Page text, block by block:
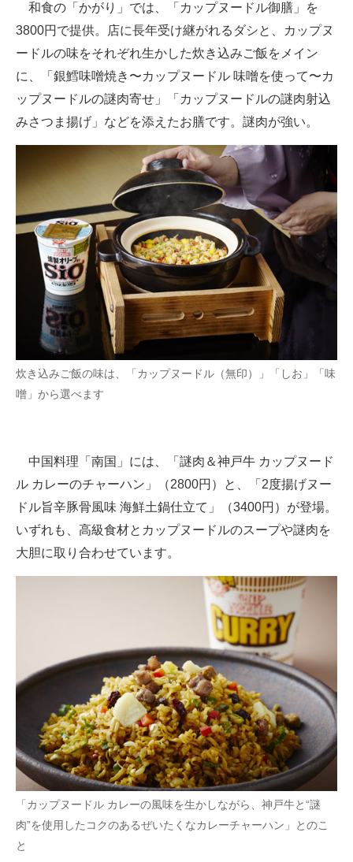
和食の「かがり」では、「カップヌードル御膳」を
3800円で提供。店に長年受け継がれるダシと、カップヌ
ードルの味をそれぞれ生かした炊き込みご飯をメイン
に、「銀鱈味噌焼き〜カップヌードル 味噌を使って〜カ
ップヌードルの謎肉寄せ」「カップヌードルの謎肉射込
みさつま揚げ」などを添えたお膳です。謎肉が強い。
炊き込みご飯の味は、「カップヌードル（無印）」「しお」「味
噌」から選べます
中国料理「南国」には、「謎肉＆神戸牛 カップヌード
ル カレーのチャーハン」（2800円）と、「2度揚げヌー
ドル旨辛豚骨風味 海鮮土鍋仕立て」（3400円）が登場。
いずれも、高級食材とカップヌードルのスープや謎肉を
大胆に取り合わせています。
「カップヌードル カレーの風味を生かしながら、神戸牛と“謎
肉”を使用したコクのあるぜいたくなカレーチャーハン」とのこ
と